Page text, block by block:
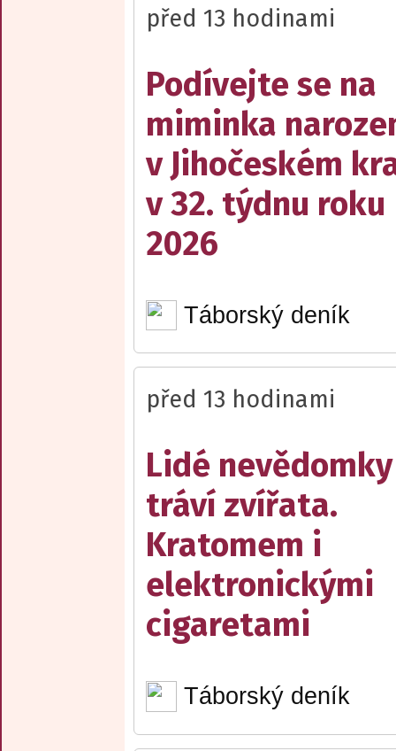
před 13 hodinami
Podívejte se na
miminka
v Jihočeském
v 32. týdnu roku
2026
Táborský deník
před 13 hodinami
Lidé nevědomky
tráví zvířata.
Kratomem i
elektronickými
cigaretami
Táborský deník